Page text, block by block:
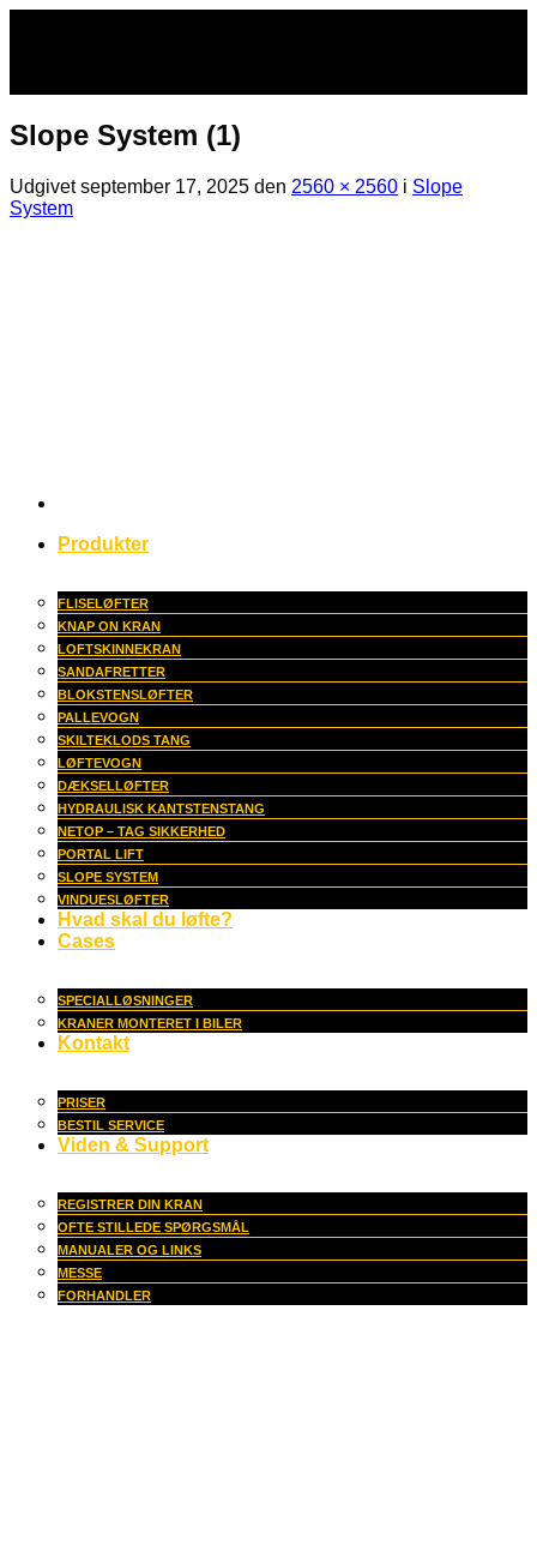
Produkter
FLISELØFTER
KNAP ON KRAN
LOFTSKINNEKRAN
SANDAFRETTER
BLOKSTENSLØFTER
PALLEVOGN
SKILTEKLODS TANG
LØFTEVOGN
DÆKSELLØFTER
HYDRAULISK KANTSTENSTANG
NETOP – TAG SIKKERHED
PORTAL LIFT
SLOPE SYSTEM
VINDUESLØFTER
Hvad skal du løfte?
Cases
SPECIALLØSNINGER
KRANER MONTERET I BILER
Kontakt
PRISER
BESTIL SERVICE
Viden & Support
REGISTRER DIN KRAN
OFTE STILLEDE SPØRGSMÅL
MANUALER OG LINKS
MESSE
FORHANDLER
Slope System (1)
Udgivetseptember 17, 2025 den 2560 × 2560 i Slope
System